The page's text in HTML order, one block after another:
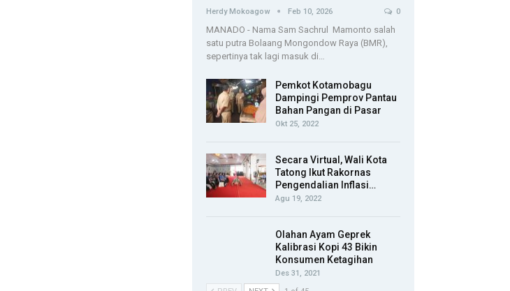
Herdy Mokoagow Feb 10, 2026 0
MANADO - Nama Sam Sachrul Mamonto salah
satu putra Bolaang Mongondow Raya (BMR),
sepertinya tak lagi masuk di…
Pemkot Kotamobagu
Dampingi Pemprov Pantau
Bahan Pangan di Pasar
Okt 25, 2022
Secara Virtual, Wali Kota
Tatong Ikut Rakornas
Pengendalian Inflasi…
Agu 19, 2022
Olahan Ayam Geprek
Kalibrasi Kopi 43 Bikin
Konsumen Ketagihan
Des 31, 2021